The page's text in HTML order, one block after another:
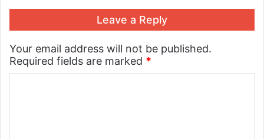
Leave a Reply
Your email address will not be published.
Required fields are marked *